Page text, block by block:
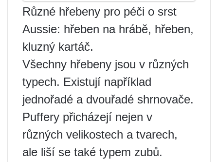
Různé hřebeny pro péči o srst
Aussie: hřeben na hrábě, hřeben,
kluzný kartáč.
Všechny hřebeny jsou v různých
typech. Existují například
jednořadé a dvouřadé shrnovače.
Puffery přicházejí nejen v
různých velikostech a tvarech,
ale liší se také typem zubů.